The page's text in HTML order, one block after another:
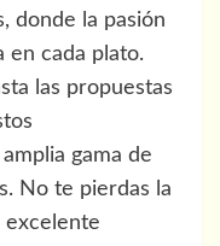
donde la pasión
en cada plato.
las propuestas
gama de
No te pierdas la